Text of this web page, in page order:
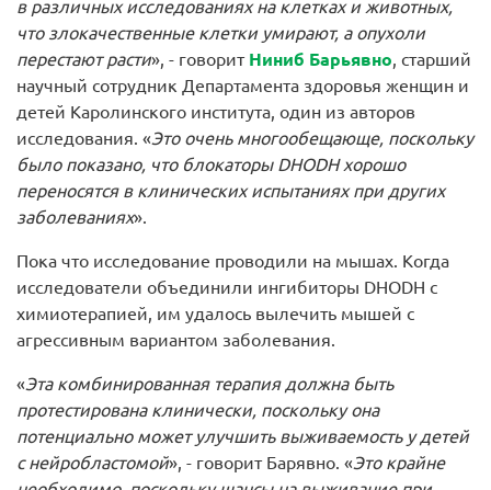
в различных исследованиях на клетках и животных,
что злокачественные клетки умирают, а опухоли
перестают расти», - говорит Ниниб Барьявно, старший
научный сотрудник Департамента здоровья женщин и
детей Каролинского института, один из авторов
исследования. «Это очень многообещающе, поскольку
было показано, что блокаторы DHODH хорошо
переносятся в клинических испытаниях при других
заболеваниях».
Пока что исследование проводили на мышах. Когда
исследователи объединили ингибиторы DHODH с
химиотерапией, им удалось вылечить мышей с
агрессивным вариантом заболевания.
«Эта комбинированная терапия должна быть
протестирована клинически, поскольку она
потенциально может улучшить выживаемость у детей
с нейробластомой», - говорит Барявно. «Это крайне